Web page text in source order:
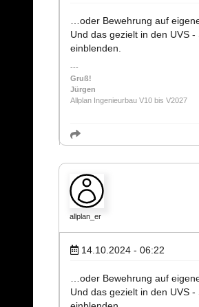
…oder Bewehrung auf
Und das gezielt in den UVS -
einblenden.
Gruß!
Jürgen
Allplan Ingenieurbau V10 bis V2027
allplan_er
14.10.2024 - 06:22
…oder Bewehrung auf
Und das gezielt in den UVS -